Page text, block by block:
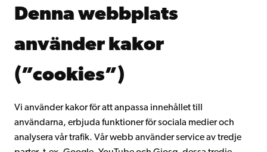
Denna webbplats
använder kakor
(”cookies”)
Vi använder kakor för att anpassa innehållet till
användarna, erbjuda funktioner för sociala medier och
analysera vår trafik. Vår webb använder service av tredje
Kontinuerligt lärande
Gå med i Åbo Akademis alumnnätverk
Intranätet
Facebook InstagramYouTube LinkedIn Blog Snapchat